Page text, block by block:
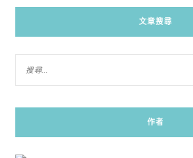
文章搜尋
作者